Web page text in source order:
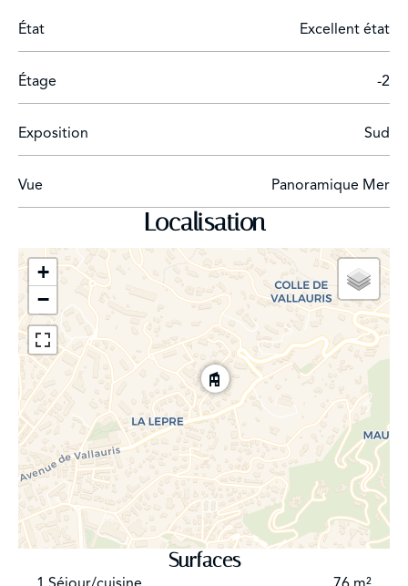
État Excellent état
Étage -2
Exposition Sud
Vue Panoramique Mer
Localisation
+
−
Surfaces